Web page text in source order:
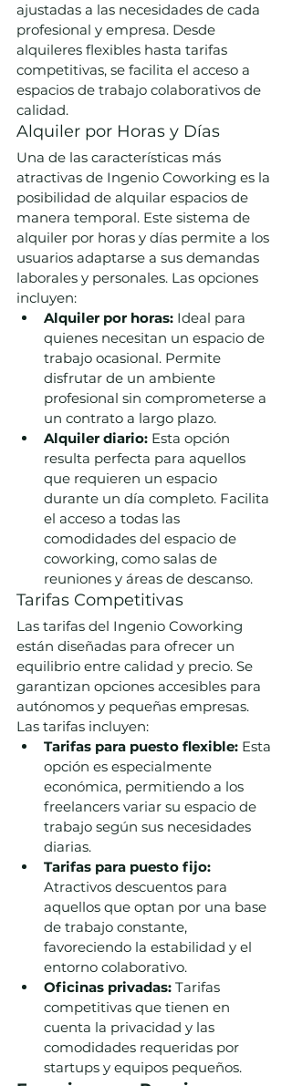
ajustadas a las necesidades de cada
profesional y empresa. Desde
alquileres flexibles hasta tarifas
competitivas, se facilita el acceso a
espacios de trabajo colaborativos de
calidad.
Alquiler por Horas y Días
Una de las características más
atractivas de Ingenio Coworking es la
posibilidad de alquilar espacios de
manera temporal. Este sistema de
alquiler por horas y días permite a los
usuarios adaptarse a sus demandas
laborales y personales. Las opciones
incluyen:
Alquiler por horas: Ideal para
quienes necesitan un espacio de
trabajo ocasional. Permite
disfrutar de un ambiente
profesional sin comprometerse a
un contrato a largo plazo.
Alquiler diario: Esta opción
resulta perfecta para aquellos
que requieren un espacio
durante un día completo. Facilita
el acceso a todas las
comodidades del espacio de
coworking, como salas de
reuniones y áreas de descanso.
Tarifas Competitivas
Las tarifas del Ingenio Coworking
están diseñadas para ofrecer un
equilibrio entre calidad y precio. Se
garantizan opciones accesibles para
autónomos y pequeñas empresas.
Las tarifas incluyen:
Tarifas para puesto flexible: Esta
opción es especialmente
económica, permitiendo a los
freelancers variar su espacio de
trabajo según sus necesidades
diarias.
Tarifas para puesto fijo:
Atractivos descuentos para
aquellos que optan por una base
de trabajo constante,
favoreciendo la estabilidad y el
entorno colaborativo.
Oficinas privadas: Tarifas
competitivas que tienen en
cuenta la privacidad y las
comodidades requeridas por
startups y equipos pequeños.